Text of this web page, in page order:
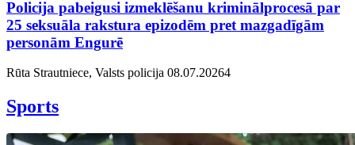
Policija pabeigusi izmeklēšanu kriminālprocesā par
25 seksuāla rakstura epizodēm pret mazgadīgām
personām Engurē
Rūta Strautniece, Valsts policija 08.07.20264
Sports